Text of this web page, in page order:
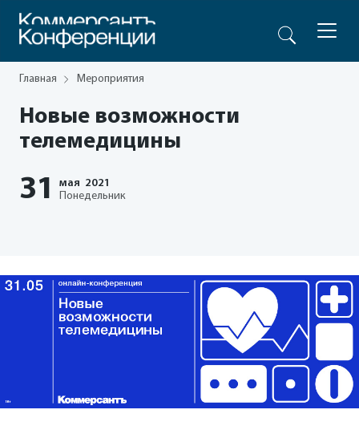
Главная Мероприятия
Новые возможности
телемедицины
31 мая 2021
Понедельник